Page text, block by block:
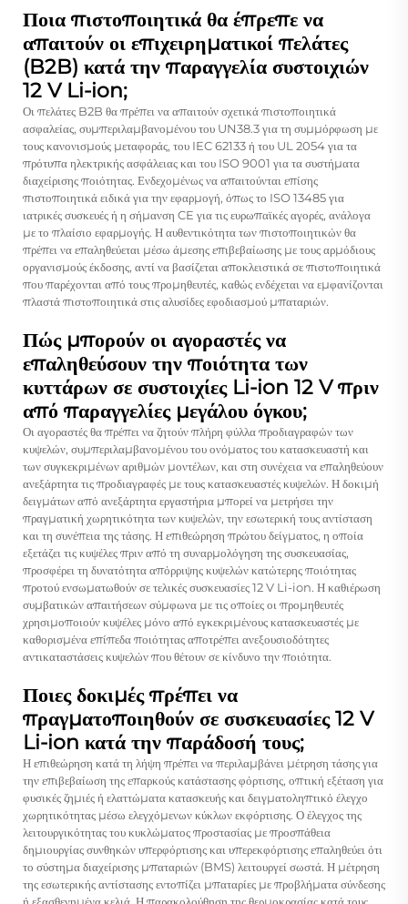
Ποια πιστοποιητικά θα έπρεπε να
απαιτούν οι επιχειρηματικοί πελάτες
(B2B) κατά την παραγγελία συστοιχιών
12 V Li-ion;
Οι πελάτες B2B θα πρέπει να απαιτούν σχετικά πιστοποιητικά
ασφαλείας, συμπεριλαμβανομένου του UN38.3 για τη συμμόρφωση με
τους κανονισμούς μεταφοράς, του IEC 62133 ή του UL 2054 για τα
πρότυπα ηλεκτρικής ασφάλειας και του ISO 9001 για τα συστήματα
διαχείρισης ποιότητας. Ενδεχομένως να απαιτούνται επίσης
πιστοποιητικά ειδικά για την εφαρμογή, όπως το ISO 13485 για
ιατρικές συσκευές ή η σήμανση CE για τις ευρωπαϊκές αγορές, ανάλογα
με το πλαίσιο εφαρμογής. Η αυθεντικότητα των πιστοποιητικών θα
πρέπει να επαληθεύεται μέσω άμεσης επιβεβαίωσης με τους αρμόδιους
οργανισμούς έκδοσης, αντί να βασίζεται αποκλειστικά σε πιστοποιητικά
που παρέχονται από τους προμηθευτές, καθώς ενδέχεται να εμφανίζονται
πλαστά πιστοποιητικά στις αλυσίδες εφοδιασμού μπαταριών.
Πώς μπορούν οι αγοραστές να
επαληθεύσουν την ποιότητα των
κυττάρων σε συστοιχίες Li-ion 12 V πριν
από παραγγελίες μεγάλου όγκου;
Οι αγοραστές θα πρέπει να ζητούν πλήρη φύλλα προδιαγραφών των
κυψελών, συμπεριλαμβανομένου του ονόματος του κατασκευαστή και
των συγκεκριμένων αριθμών μοντέλων, και στη συνέχεια να επαληθεύουν
ανεξάρτητα τις προδιαγραφές με τους κατασκευαστές κυψελών. Η δοκιμή
δειγμάτων από ανεξάρτητα εργαστήρια μπορεί να μετρήσει την
πραγματική χωρητικότητα των κυψελών, την εσωτερική τους αντίσταση
και τη συνέπεια της τάσης. Η επιθεώρηση πρώτου δείγματος, η οποία
εξετάζει τις κυψέλες πριν από τη συναρμολόγηση της συσκευασίας,
προσφέρει τη δυνατότητα απόρριψης κυψελών κατώτερης ποιότητας
προτού ενσωματωθούν σε τελικές συσκευασίες 12 V Li-ion. Η καθιέρωση
συμβατικών απαιτήσεων σύμφωνα με τις οποίες οι προμηθευτές
χρησιμοποιούν κυψέλες μόνο από εγκεκριμένους κατασκευαστές με
καθορισμένα επίπεδα ποιότητας αποτρέπει ανεξουσιοδότητες
αντικαταστάσεις κυψελών που θέτουν σε κίνδυνο την ποιότητα.
Ποιες δοκιμές πρέπει να
πραγματοποιηθούν σε συσκευασίες 12 V
Li-ion κατά την παράδοσή τους;
Η επιθεώρηση κατά τη λήψη πρέπει να περιλαμβάνει μέτρηση τάσης για
την επιβεβαίωση της επαρκούς κατάστασης φόρτισης, οπτική εξέταση για
φυσικές ζημιές ή ελαττώματα κατασκευής και δειγματοληπτικό έλεγχο
χωρητικότητας μέσω ελεγχόμενων κύκλων εκφόρτισης. Ο έλεγχος της
λειτουργικότητας του κυκλώματος προστασίας με προσπάθεια
δημιουργίας συνθηκών υπερφόρτισης και υπερεκφόρτισης επαληθεύει ότι
το σύστημα διαχείρισης μπαταριών (BMS) λειτουργεί σωστά. Η μέτρηση
της εσωτερικής αντίστασης εντοπίζει μπαταρίες με προβλήματα σύνδεσης